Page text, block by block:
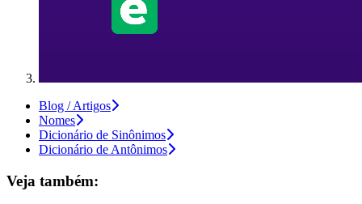
Blog / Artigos
Nomes
Dicionário de Sinônimos
Dicionário de Antônimos
Veja também: